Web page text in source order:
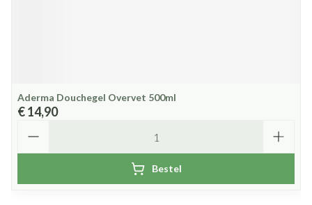
Aderma Douchegel Overvet 500ml
€ 14,90
Bestel